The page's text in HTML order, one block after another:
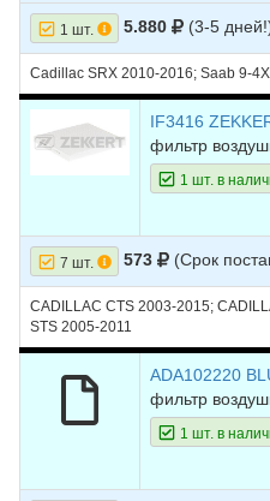
1 шт. 5.880 (3-5
Cadillac SRX 2010-2016; Saab 9-
IF3416
фильтр
1 шт. в
7 шт. 573 (Срок
CADILLAC CTS 2003-2015;
STS 2005-2011
ADA102220
фильтр
1 шт. в